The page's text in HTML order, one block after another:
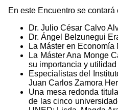
En este Encuentro se contará
Dr. Julio César Calvo
Dr. Ángel Belzunegui
La Máster en
La Máster Ana Monge
su importancia y
Especialistas del
Juan Carlos Zamora
Una mesa redonda
de las cinco